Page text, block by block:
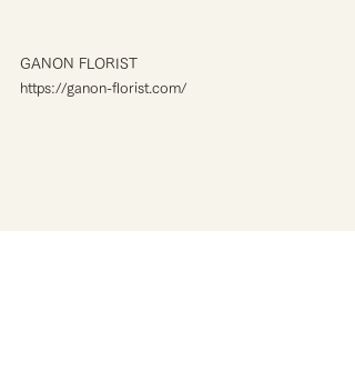
GANON FLORIST
https://ganon-florist.com/